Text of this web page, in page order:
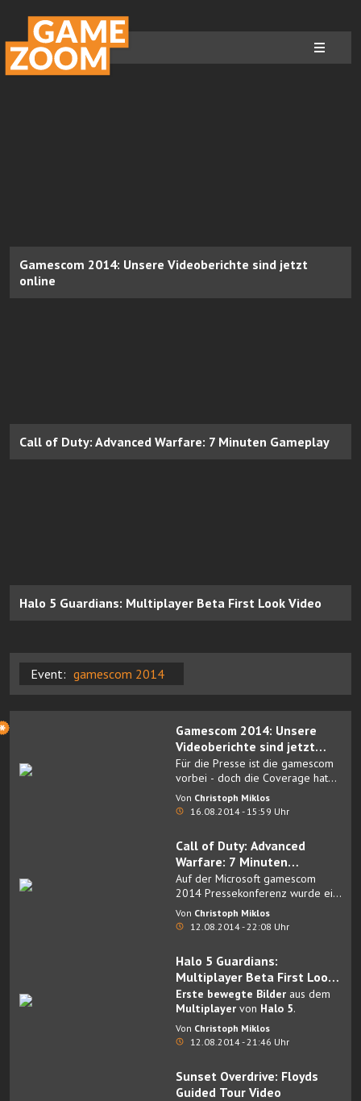
Gamescom 2014: Unsere Videoberichte sind jetzt
online
Call of Duty: Advanced Warfare: 7 Minuten Gameplay
Halo 5 Guardians: Multiplayer Beta First Look Video
Event: gamescom 2014
Gamescom 2014: Unsere
Videoberichte sind jetzt
online
Für die Presse ist die gamescom
vorbei - doch die Coverage hat
erst begonnen.
Von Christoph Miklos
16.08.2014 - 15:59 Uhr
Call of Duty: Advanced
Warfare: 7 Minuten
Gameplay
Auf der Microsoft gamescom
2014 Pressekonferenz wurde ein
neues Video zum
Call of Duty Teilgezeigt.
Von Christoph Miklos
12.08.2014 - 22:08 Uhr
Halo 5 Guardians:
Multiplayer Beta First Look
Video
Erste bewegte Bilder aus dem
Multiplayer von Halo 5.
Von Christoph Miklos
12.08.2014 - 21:46 Uhr
Sunset Overdrive: Floyds
Guided Tour Video